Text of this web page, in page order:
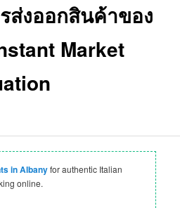
ส่งออกสินค้าของ
Market
in Albanyfor authentic Italian
online.